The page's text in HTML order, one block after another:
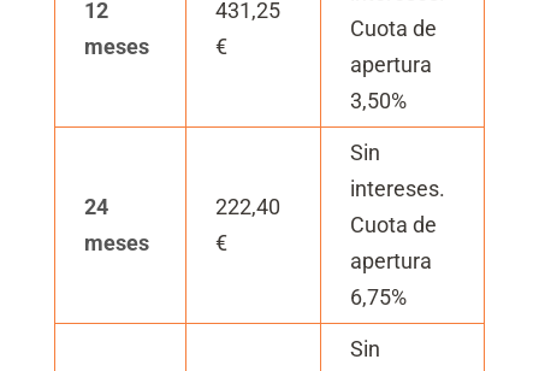
12
meses
431,25
€
Cuota de
apertura
3,50%
24
meses
222,40
€
Sin
intereses.
Cuota de
apertura
6,75%
Sin